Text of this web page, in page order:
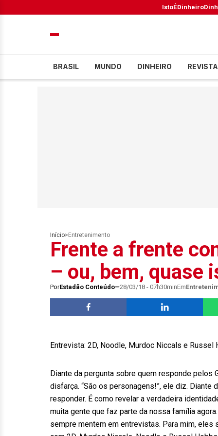
IstoÉDinheiro
BRASIL MUNDO DINHEIRO REVISTA
Início> Entretenimento
Frente a frente
– ou, bem, quase
PorEstadão Conteúdo 28/03/18 - 07h30minEm
Entrevista: 2D, Noodle, Murdoc Niccals e Russel
Diante da pergunta sobre quem responde pelos
disfarça. “São os personagens!”, ele diz. Diante
responder. É como revelar a verdadeira
muita gente que faz parte da nossa família
sempre mentem em entrevistas. Para mim, eles